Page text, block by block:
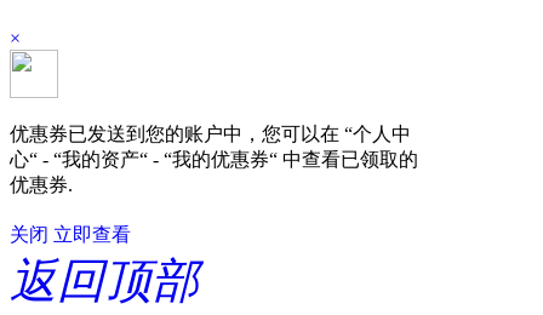
×
优惠券已发送到您的账户中，您可以在 “个人中
心“ - “我的资产“ - “我的优惠券“ 中查看已领取的
优惠券.
关闭 立即查看
返回顶部